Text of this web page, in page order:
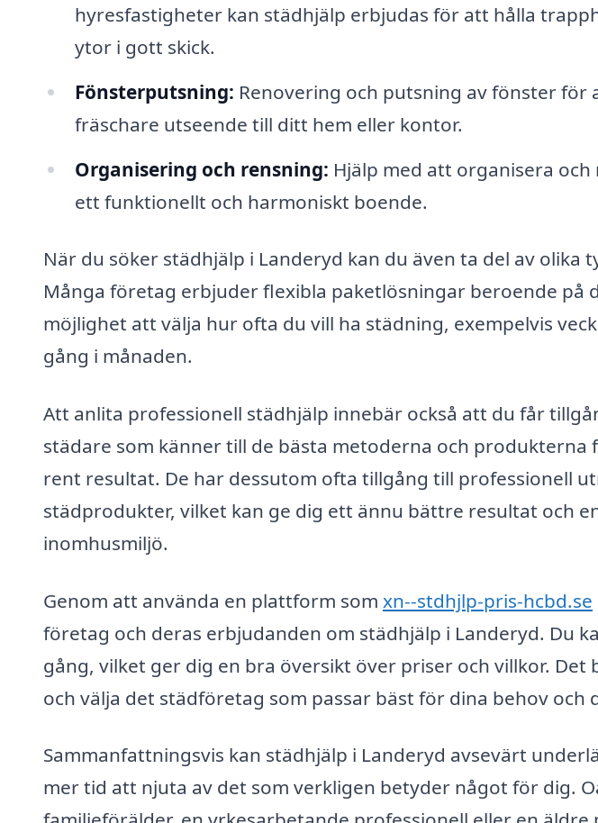
hyresfastigheter kan städhjälp erbjudas för att hålla
ytor i gott skick.
Fönsterputsning: Renovering och putsning av fönster för
fräschare utseende till ditt hem eller kontor.
Organisering och rensning: Hjälp med att organisera
ett funktionellt och harmoniskt boende.
När du söker städhjälp i Landeryd kan du även ta del av olika
Många företag erbjuder flexibla paketlösningar beroende på
möjlighet att välja hur ofta du vill ha städning, exempelvis
gång i månaden.
Att anlita professionell städhjälp innebär också att du får
städare som känner till de bästa metoderna och produkterna
rent resultat. De har dessutom ofta tillgång till professionell
städprodukter, vilket kan ge dig ett ännu bättre resultat och
inomhusmiljö.
Genom att använda en plattform som xn--stdhjlp-pris-hcbd.se
företag och deras erbjudanden om städhjälp i Landeryd. Du
gång, vilket ger dig en bra översikt över priser och villkor.
och välja det städföretag som passar bäst för dina behov och
Sammanfattningsvis kan städhjälp i Landeryd avsevärt
mer tid att njuta av det som verkligen betyder något för dig.